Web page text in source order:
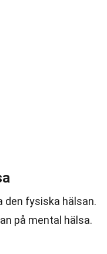
den fysiska hälsan.
på mental hälsa.